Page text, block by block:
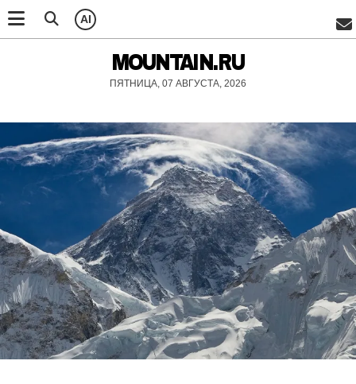
AI
MOUNTAIN.RU
ПЯТНИЦА, 07 АВГУСТА, 2026